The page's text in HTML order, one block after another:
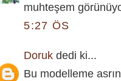
muhteşem
5:27 ÖS
Doruk dedi ki...
Bu modelleme